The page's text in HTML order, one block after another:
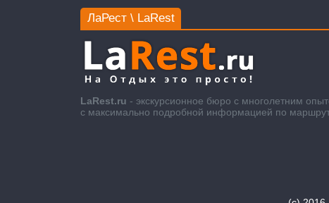
ЛаРест \ LaRest
LaRest.ru - экскурсионное бюро с многолетним
с максимально подробной информацией по